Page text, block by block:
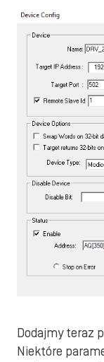
Dodajmy teraz
Niektóre